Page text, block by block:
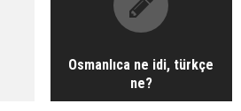
Osmanlıca ne idi, türkçe
ne?